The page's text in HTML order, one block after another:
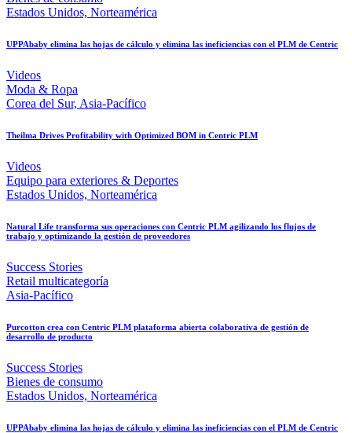
Estados Unidos, Norteamérica
UPPAbaby elimina las hojas de cálculo y elimina las ineficiencias con el PLM de Centric
Videos
Moda & Ropa
Corea del Sur, Asia-Pacífico
Theilma Drives Profitability with Optimized BOM in Centric PLM
Videos
Equipo para exteriores & Deportes
Estados Unidos, Norteamérica
Natural Life transforma sus operaciones con Centric PLM agilizando los flujos de
trabajo y optimizando la gestión de proveedores
Success Stories
Retail multicategoría
Asia-Pacífico
Purcotton crea con Centric PLM plataforma abierta colaborativa de gestión de
desarrollo de producto
Success Stories
Bienes de consumo
Estados Unidos, Norteamérica
UPPAbaby elimina las hojas de cálculo y elimina las ineficiencias con el PLM de Centric